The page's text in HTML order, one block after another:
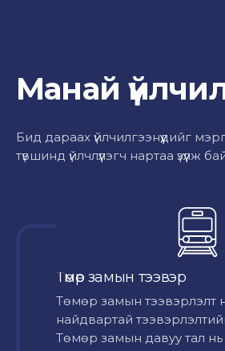
Манай
Бид дараах үйлчилгээнүүдийг
түвшинд үйлчлүүлэгч нартаа үзүүлж
Төмөр замын тээвэр
Төмөр замын тээвэрлэлт
найдвартай
Төмөр замын давуу тал нь